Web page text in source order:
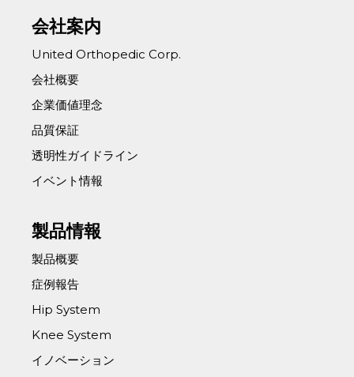
会社案内
United Orthopedic Corp.
会社概要
企業価値理念
品質保証
透明性ガイドライン
イベント情報
製品情報
製品概要
症例報告
Hip System
Knee System
イノベーション